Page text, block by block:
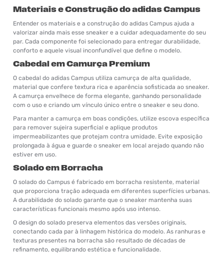
Materiais e Construção do adidas Campus
Entender os materiais e a construção do adidas Campus ajuda a
valorizar ainda mais esse sneaker e a cuidar adequadamente do seu
par. Cada componente foi selecionado para entregar durabilidade,
conforto e aquele visual inconfundível que define o modelo.
Cabedal em Camurça Premium
O cabedal do adidas Campus utiliza camurça de alta qualidade,
material que confere textura rica e aparência sofisticada ao sneaker.
A camurça envelhece de forma elegante, ganhando personalidade
com o uso e criando um vínculo único entre o sneaker e seu dono.
Para manter a camurça em boas condições, utilize escova específica
para remover sujeira superficial e aplique produtos
impermeabilizantes que protejam contra umidade. Evite exposição
prolongada à água e guarde o sneaker em local arejado quando não
estiver em uso.
Solado em Borracha
O solado do Campus é fabricado em borracha resistente, material
que proporciona tração adequada em diferentes superfícies urbanas.
A durabilidade do solado garante que o sneaker mantenha suas
características funcionais mesmo após uso intenso.
O design do solado preserva elementos das versões originais,
conectando cada par à linhagem histórica do modelo. As ranhuras e
texturas presentes na borracha são resultado de décadas de
refinamento, equilibrando estética e funcionalidade.